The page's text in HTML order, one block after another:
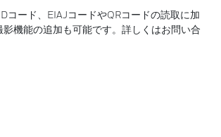
コード、EIAJコードやQRコードの読取に加
影機能の追加も可能です。詳しくはお問い合